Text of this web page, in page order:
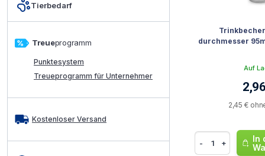
Tierbedarf
Treueprogramm
Punktesystem
Treueprogramm für Unternehmer
Kostenloser Versand
durchmesser
Auf
2,45 €
- +
In